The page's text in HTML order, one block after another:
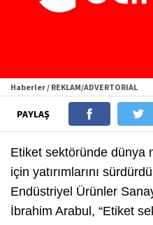
Haberler / REKLAM/ADVERTORIAL
PAYLAŞ
Etiket sektöründe dünya
için yatırımlarını
Endüstriyel Ürünler
İbrahim Arabul, “Etiket